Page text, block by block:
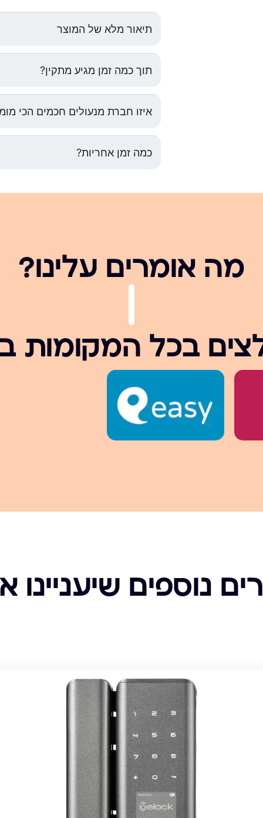
תיאור מלא של המוצר
תוך כמה זמן מגיע מתקין?
איזו חברת מנעולים חכמים הכי
כמה זמן אחריות?
מה אומרים עלינו?
בכל המקומות
נוספים שיעניינו